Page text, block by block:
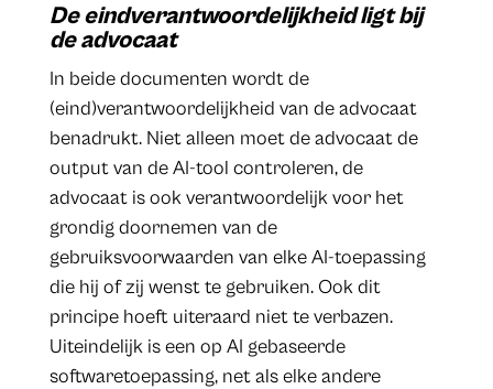
De eindverantwoordelijkheid ligt bij
de advocaat
In beide documenten wordt de
(eind)verantwoordelijkheid van de advocaat
benadrukt. Niet alleen moet de advocaat de
output van de AI-tool controleren, de
advocaat is ook verantwoordelijk voor het
grondig doornemen van de
gebruiksvoorwaarden van elke AI-toepassing
die hij of zij wenst te gebruiken. Ook dit
principe hoeft uiteraard niet te verbazen.
Uiteindelijk is een op AI gebaseerde
softwaretoepassing, net als elke andere